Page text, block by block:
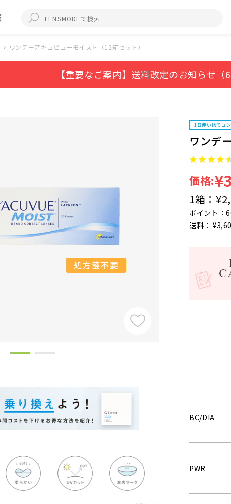
ワンデーアキュビューモイスト（12箱セット）
【重要なご案内】送料改定のお知らせ（
1日使い捨てコ
ワンデ
価格:
1箱：
ポイント：
送料：
BC/DIA
PWR